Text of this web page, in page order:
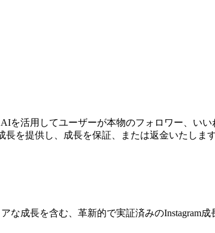
を活用してユーザーが本物のフォロワー、い
を提供し、成長を保証、または返金いたします
成長を含む、革新的で実証済みのInstagram成